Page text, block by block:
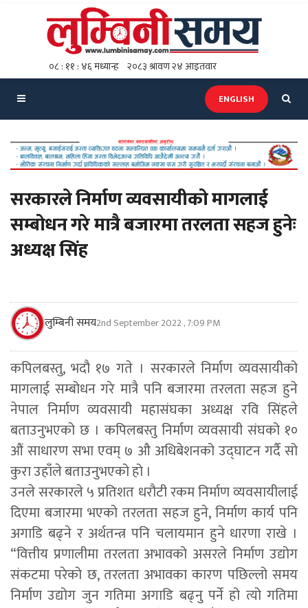
ENGLISH
सरकारले निर्माण व्यवसायीको मागलाई
सम्बोधन गरे मात्रै बजारमा तरलता सहज हुनेः
अध्यक्ष सिंह
लुम्बिनी समय2nd September 2022 , 7:09 PM
कपिलबस्तु, भदौ १७ गते । सरकारले निर्माण व्यवसायीको
मागलाई सम्बोधन गरे मात्रै पनि बजारमा तरलता सहज हुने
नेपाल निर्माण व्यवसायी महासंघका अध्यक्ष रवि सिंहले
बताउनुभएको छ । कपिलबस्तु निर्माण व्यवसायी संघको १०
औं साधारण सभा एवम् ७ औ अधिबेशनको उद्घाटन गर्दै सो
कुरा उहाँले बताउनुभएको हो ।
उनले सरकारले ५ प्रतिशत धरौटी रकम निर्माण व्यवसायीलाई
दिएमा बजारमा भएको तरलता सहज हुने, निर्माण कार्य पनि
अगाडि बढ्ने र अर्थतन्त्र पनि चलायमान हुने धारणा राखे ।
“वित्तीय प्रणालीमा तरलता अभावको असरले निर्माण उद्योग
संकटमा परेको छ, तरलता अभावका कारण पछिल्लो समय
निर्माण उद्योग जुन गतिमा अगाडि बढ्नु पर्ने हो त्यो गतिमा